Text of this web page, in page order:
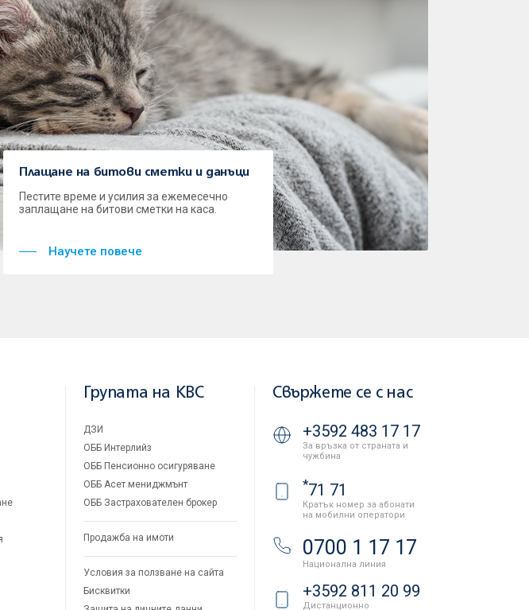
Плащане на битови сметки и данъци
Пестите време и усилия за ежемесечно
заплащане на битови сметки на каса.
Научете повече
Групата на KBC
ДЗИ
ОББ Интерлийз
ОББ Пенсионно осигуряване
ОББ Асет мениджмънт
ОББ Застрахователен брокер
Продажба на имоти
Условия за ползване на сайта
Бисквитки
Свържете се с нас
+3592 483 17 17
За връзка от страната и
чужбина
*71 71
Кратък номер за абонати
на мобилни оператори
0700 1 17 17
Национална линия
+3592 811 20 99
Дистанционно